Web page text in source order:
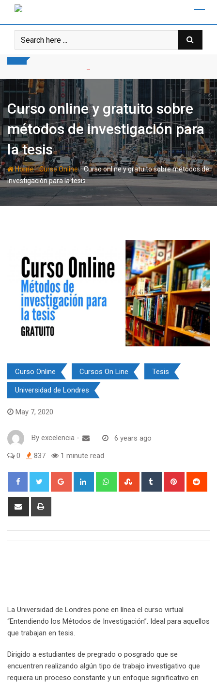
content
Curso online y gratuito sobre
métodos de investigación para
la tesis
Home-Curso Online-Curso online y gratuito sobre métodos de
investigación para la tesis
Curso Online Cursos On Line Tesis
Universidad de Londres
May 7, 2020
By excelencia - 6 years ago
0 837 1 minute read
Google+ LinkedIn WhatsappStumbleUpon
Tumblr Pinterest
Share
La Universidad de Londres pone en línea el curso virtual
“Entendiendo los Métodos de Investigación”. Ideal para aquellos
que trabajan en tesis.
Dirigido a estudiantes de pregrado o posgrado que se
encuentren realizando algún tipo de trabajo investigativo que
requiera un proceso constante y un enfoque significativo en